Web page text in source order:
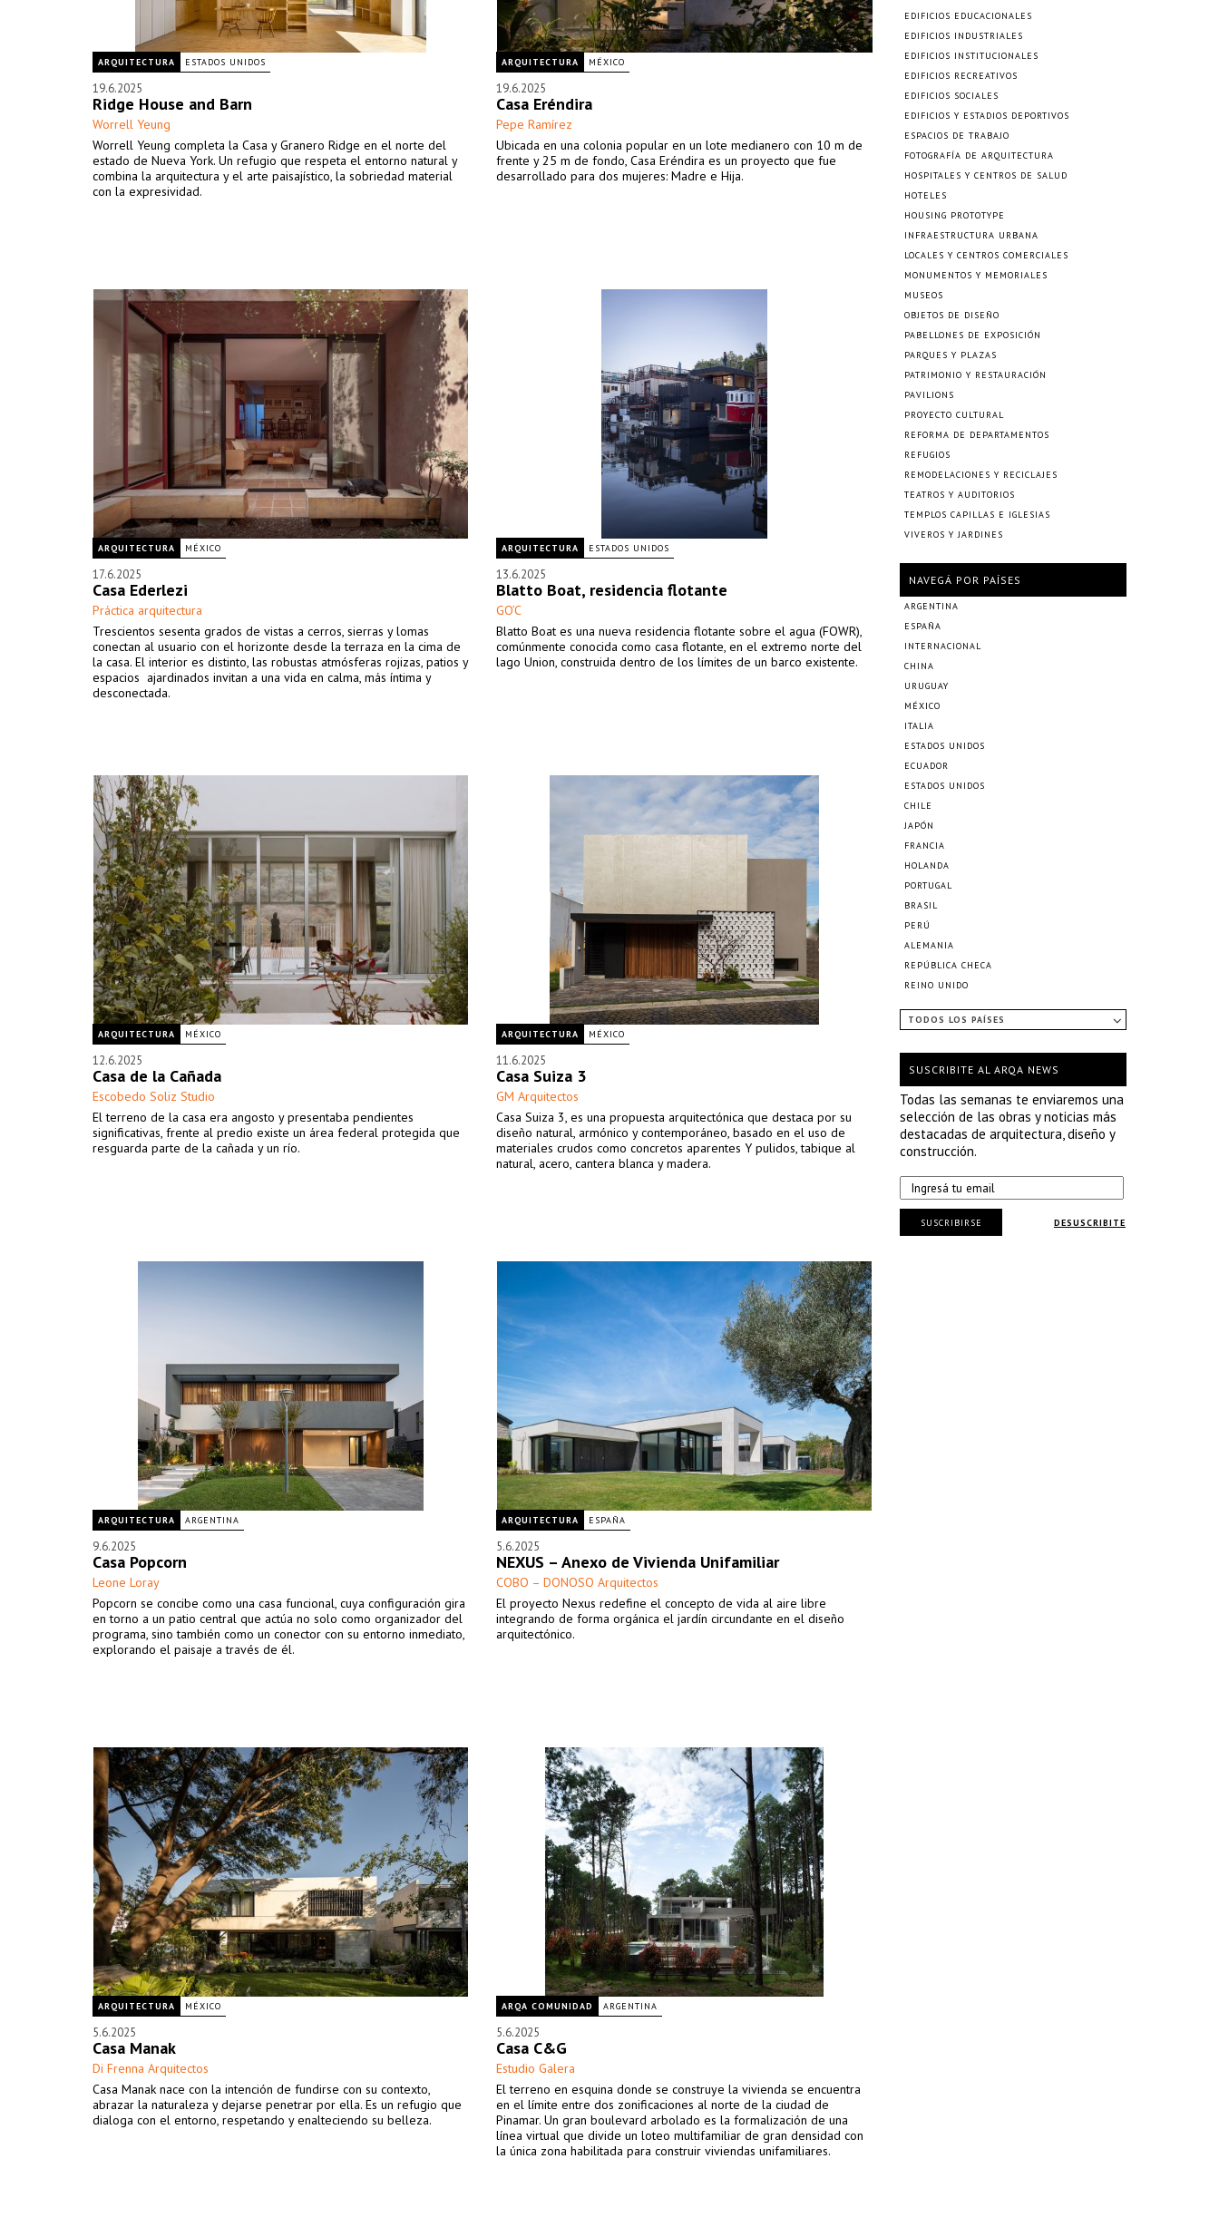
ARQUITECTURA ESTADOS UNIDOS
19.6.2025
Ridge House and Barn
Worrell Yeung
Worrell Yeung completa la Casa y Granero Ridge en el norte del
estado de Nueva York. Un refugio que respeta el entorno natural y
combina la arquitectura y el arte paisajístico, la sobriedad material
con la expresividad.
ARQUITECTURA MÉXICO
19.6.2025
Casa Eréndira
Pepe Ramírez
Ubicada en una colonia popular en un lote medianero con 10 m de
frente y 25 m de fondo, Casa Eréndira es un proyecto que fue
desarrollado para dos mujeres: Madre e Hija.
ARQUITECTURA MÉXICO
17.6.2025
Casa Ederlezi
Práctica arquitectura
Trescientos sesenta grados de vistas a cerros, sierras y lomas
conectan al usuario con el horizonte desde la terraza en la cima de
la casa. El interior es distinto, las robustas atmósferas rojizas, patios y
espacios ajardinados invitan a una vida en calma, más íntima y
desconectada.
ARQUITECTURA ESTADOS UNIDOS
13.6.2025
Blatto Boat, residencia flotante
GO’C
Blatto Boat es una nueva residencia flotante sobre el agua (FOWR),
comúnmente conocida como casa flotante, en el extremo norte del
lago Union, construida dentro de los límites de un barco existente.
ARQUITECTURA MÉXICO
12.6.2025
Casa de la Cañada
Escobedo Soliz Studio
El terreno de la casa era angosto y presentaba pendientes
significativas, frente al predio existe un área federal protegida que
resguarda parte de la cañada y un río.
ARQUITECTURA MÉXICO
11.6.2025
Casa Suiza 3
GM Arquitectos
Casa Suiza 3, es una propuesta arquitectónica que destaca por su
diseño natural, armónico y contemporáneo, basado en el uso de
materiales crudos como concretos aparentes Y pulidos, tabique al
natural, acero, cantera blanca y madera.
ARQUITECTURA ARGENTINA
9.6.2025
Casa Popcorn
Leone Loray
Popcorn se concibe como una casa funcional, cuya configuración gira
en torno a un patio central que actúa no solo como organizador del
programa, sino también como un conector con su entorno inmediato,
explorando el paisaje a través de él.
ARQUITECTURA ESPAÑA
5.6.2025
NEXUS – Anexo de Vivienda Unifamiliar
COBO – DONOSO Arquitectos
El proyecto Nexus redefine el concepto de vida al aire libre
integrando de forma orgánica el jardín circundante en el diseño
arquitectónico.
ARQUITECTURA MÉXICO
5.6.2025
Casa Manak
Di Frenna Arquitectos
Casa Manak nace con la intención de fundirse con su contexto,
abrazar la naturaleza y dejarse penetrar por ella. Es un refugio que
dialoga con el entorno, respetando y enalteciendo su belleza.
ARQA COMUNIDAD ARGENTINA
5.6.2025
Casa C&G
Estudio Galera
El terreno en esquina donde se construye la vivienda se encuentra
en el límite entre dos zonificaciones al norte de la ciudad de
Pinamar. Un gran boulevard arbolado es la formalización de una
línea virtual que divide un loteo multifamiliar de gran densidad con
la única zona habilitada para construir viviendas unifamiliares.
EDIFICIOS EDUCACIONALES
EDIFICIOS INDUSTRIALES
EDIFICIOS INSTITUCIONALES
EDIFICIOS RECREATIVOS
EDIFICIOS SOCIALES
EDIFICIOS Y ESTADIOS DEPORTIVOS
ESPACIOS DE TRABAJO
FOTOGRAFÍA DE ARQUITECTURA
HOSPITALES Y CENTROS DE SALUD
HOTELES
HOUSING PROTOTYPE
INFRAESTRUCTURA URBANA
LOCALES Y CENTROS COMERCIALES
MONUMENTOS Y MEMORIALES
MUSEOS
OBJETOS DE DISEÑO
PABELLONES DE EXPOSICIÓN
PARQUES Y PLAZAS
PATRIMONIO Y RESTAURACIÓN
PAVILIONS
PROYECTO CULTURAL
REFORMA DE DEPARTAMENTOS
REFUGIOS
REMODELACIONES Y RECICLAJES
TEATROS Y AUDITORIOS
TEMPLOS CAPILLAS E IGLESIAS
VIVEROS Y JARDINES
NAVEGÁ POR PAÍSES
ARGENTINA
ESPAÑA
INTERNACIONAL
CHINA
URUGUAY
MÉXICO
ITALIA
ESTADOS UNIDOS
ECUADOR
ESTADOS UNIDOS
CHILE
JAPÓN
FRANCIA
HOLANDA
PORTUGAL
BRASIL
PERÚ
ALEMANIA
REPÚBLICA CHECA
REINO UNIDO
TODOS LOS PAÍSES
SUSCRIBITE AL ARQA NEWS
Todas las semanas te enviaremos una
selección de las obras y noticias más
destacadas de arquitectura, diseño y
construcción.
DESUSCRIBITE
SUSCRIBIRSE